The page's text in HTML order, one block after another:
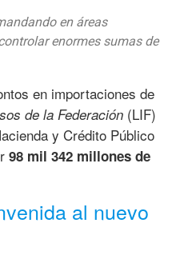
en áreas
enormes sumas de
en importaciones de
de la Federación (LIF)
y Crédito Público
98 mil 342 millones de
al nuevo